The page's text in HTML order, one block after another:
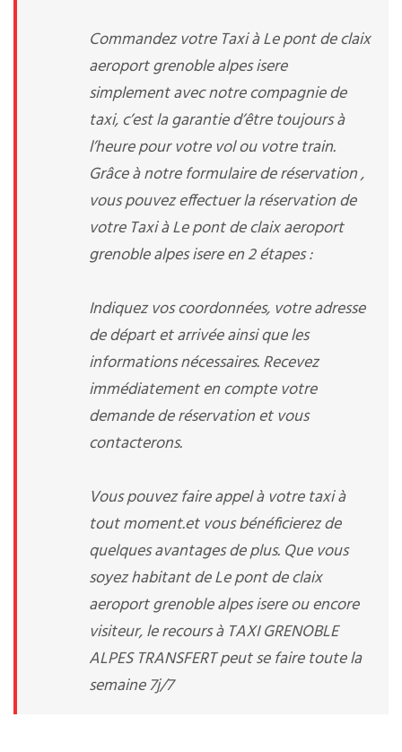
Commandez votre Taxi à Le pont de claix
aeroport grenoble alpes isere
simplement avec notre compagnie de
taxi, c’est la garantie d’être toujours à
l’heure pour votre vol ou votre train.
Grâce à notre formulaire de réservation ,
vous pouvez effectuer la réservation de
votre Taxi à Le pont de claix aeroport
grenoble alpes isere en 2 étapes :
Indiquez vos coordonnées, votre adresse
de départ et arrivée ainsi que les
informations nécessaires. Recevez
immédiatement en compte votre
demande de réservation et vous
contacterons.
Vous pouvez faire appel à votre taxi à
tout moment.et vous bénéficierez de
quelques avantages de plus. Que vous
soyez habitant de Le pont de claix
aeroport grenoble alpes isere ou encore
visiteur, le recours à TAXI GRENOBLE
ALPES TRANSFERT peut se faire toute la
semaine 7j/7